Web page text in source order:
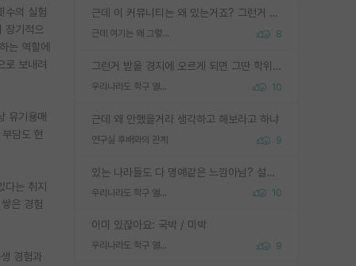
근데 이 커뮤니티는 왜 있는거죠? 그런거 쉽게 물어볼수있어서 있는거 아닌가요? 그렇게 보기 싫으면 커뮤니티도 하지마시지 그러면
근데 여기는 왜 그렇게 SPK를 물어보는거임? 8
그런거 받을 경지에 오르게 되면 그딴 학위명이 필요없음
우리나라도 학구 열풍보면 Higher Doctorate 학위가 필요하다고 봅니다. 10
근데 왜 안했을거라 생각하고 해보라고 하냐
연구실 후배와의 관계 9
있는 나라들도 다 명예같은 느낌아님? 설마 박사끼리 등급나눠서 학위수여하자 같은 헛소리는 아니지? ㅋㅋ
우리나라도 학구 열풍보면 Higher Doctorate 학위가 필요하다고 봅니다. 10
이미 있잖아요: 국박 / 미박
우리나라도 학구 열풍보면 Higher Doctorate 학위가 필요하다고 봅니다. 9
수의 실험
장기적으
는 역할에
로 보내려
유기용매
담도 현
는 취지
은 경험
경험과